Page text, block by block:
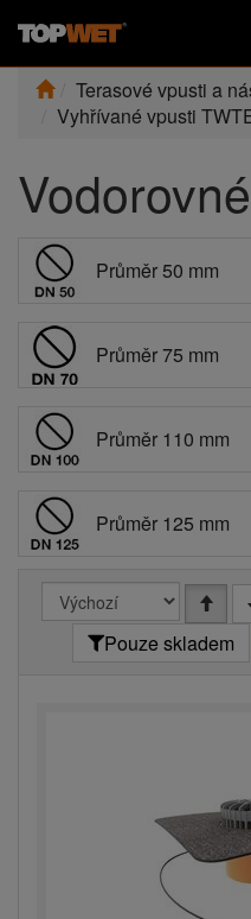
Terasové vpusti a
Vyhřívané vpusti
Průměr 50 mm
Průměr 75 mm
Průměr 110 mm
Průměr 125 mm
Pouze skladem